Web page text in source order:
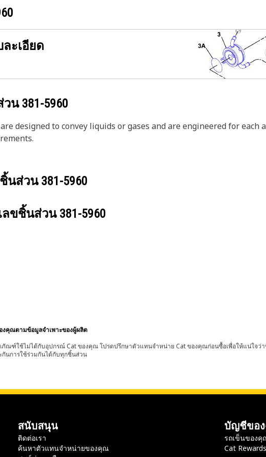
ะเอียด
วน 381-5960
designed to convey liquids or gases and are engineered for
นส่วน 381-5960
ลขชิ้นส่วน 381-5960
คุณตามข้อมูลจำเพาะของผู้ผลิต
ภัณฑ์ใช้ไม่ได้กับอุปกรณ์ Cat ของคุณ โปรดปรึกษาตัวแทนจำหน่าย Cat ของคุณก่อนซื้อเพื่อให้แน่ใจ
นการใช้ร่วมกันได้กับทุกชิ้นส่วน
สนับสนุน
ติดต่อเรา
ค้นหาตัวแทนจำหน่ายของคุณ
บัญชีขอ
รถเข็นของ
Cat Rewards